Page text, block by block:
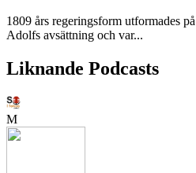
1809 års regeringsform utformades
Adolfs avsättning och var...
Liknande Podcasts
M